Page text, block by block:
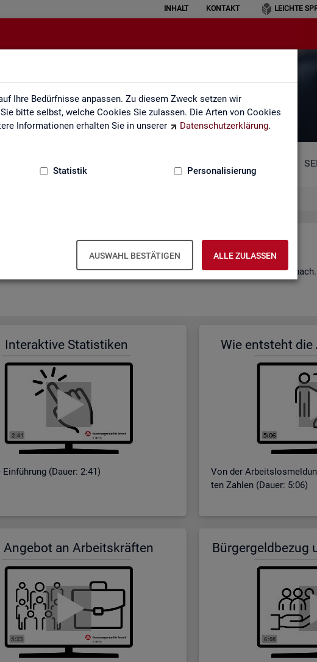
Ihre Bedürfnisse anpassen. Zu diesem Zweck setzen wir
bitte selbst, welche Cookies Sie zulassen. Die Arten von Cookies
Informationen erhalten Sie in unserer
Datenschutzerklärung.
Statistik Personalisierung
AUSWAHL BESTÄTIGEN ALLE ZULASSEN
INHALT KONTAKT LEICHTE
Mediathek
Me­dia­thek
der Sta­tis­tik der BA. Wir er­gän­zen unser Vi­deo­an­ge­bot nach und
In­ter­ak­ti­ve Sta­tis­ti­ken
Ein­füh­rung (Dauer: 2:41)
Wie ent­steht die
Von der
ten Zah­len (Dauer: 5:06)
An­ge­bot an Ar­beits­kräf­ten Bür­ger­geld­be­zug